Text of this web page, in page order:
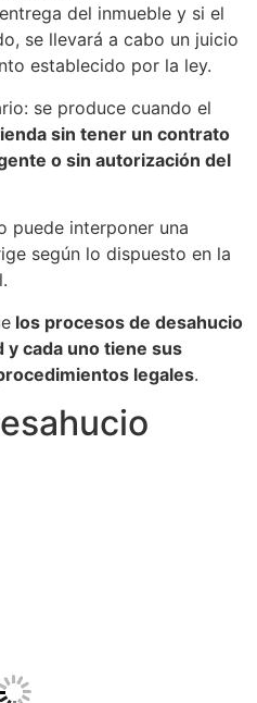
del inmueble y si el
se llevará a cabo un juicio
establecido por la ley.
se produce cuando el
sin tener un contrato
o sin autorización del
puede interponer una
según lo dispuesto en la
los procesos de desahucio
y cada uno tiene sus
legales.